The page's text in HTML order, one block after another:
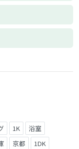
1K
浴室
京都
1DK